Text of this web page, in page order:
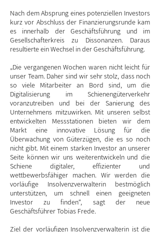
Nach dem Absprung eines potenziellen Investors
kurz vor Abschluss der Finanzierungsrunde kam
es innerhalb der Geschäftsführung und im
Gesellschafterkreis zu Dissonanzen. Daraus
resultierte ein Wechsel in der Geschäftsführung.
„Die vergangenen Wochen waren nicht leicht für
unser Team. Daher sind wir sehr stolz, dass noch
so viele Mitarbeiter an Bord sind, um die
Digitalisierung im Schienengüterverkehr
voranzutreiben und bei der Sanierung des
Unternehmens mitzuwirken. Mit unseren selbst
entwickelten Messstationen bieten wir dem
Markt eine innovative Lösung für die
Überwachung von Güterzügen, die es so noch
nicht gibt. Mit einem starken Investor an unserer
Seite können wir uns weiterentwickeln und die
Schiene digitaler, effizienter und
wettbewerbsfähiger machen. Wir werden die
vorläufige Insolvenzverwalterin bestmöglich
unterstützen, um schnell einen geeigneten
Investor zu finden“, sagt der neue
Geschäftsführer Tobias Frede.
Ziel der vorläufigen Insolvenzverwalterin ist die